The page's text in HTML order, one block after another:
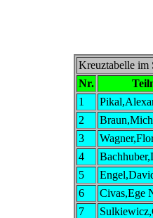
Kreuztabelle im
Nr.
1
2
3
4
5
6
Civas,Ege
7